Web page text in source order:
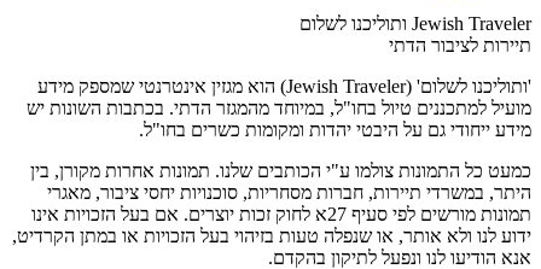
Jewish Traveler ותוליכנו לשלום
תיירות לציבור הדתי
'ותוליכנו לשלום' (Jewish Traveler) הוא מגזין אינטרנטי שמספק מידע
מועיל למתכננים טיול בחו"ל, במיוחד מהמגזר הדתי. בכתבות השונות יש
מידע ייחודי גם על היבטי יהדות ומקומות כשרים בחו"ל.
כמעט כל התמונות צולמו ע"י הכותבים שלנו. תמונות אחרות מקורן, בין
היתר, במשרדי תיירות, חברות מסחריות, סוכנויות יחסי ציבור, מאגרי
תמונות מורשים לפי סעיף 27א לחוק זכות יוצרים. אם בעל הזכויות אינו
ידוע לנו ולא אותר, או שנפלה טעות בזיהוי בעל הזכויות או במתן הקרדיט,
אנא הודיעו לנו ונפעל לתיקון בהקדם.